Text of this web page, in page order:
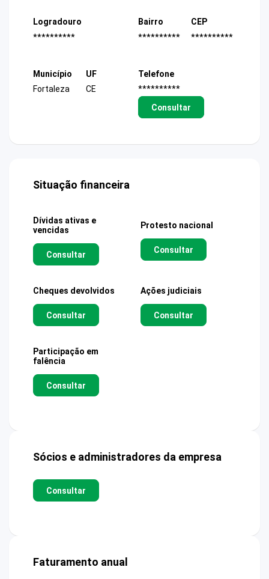
Logradouro
**********
Bairro
**********
CEP
**********
Município
Fortaleza
UF
CE
Telefone
**********
Consultar
Situação financeira
Dívidas ativas e
vencidas
Consultar
Protesto nacional
Consultar
Cheques devolvidos
Consultar
Ações judiciais
Consultar
Participação em
falência
Consultar
Sócios e administradores da empresa
Consultar
Faturamento anual